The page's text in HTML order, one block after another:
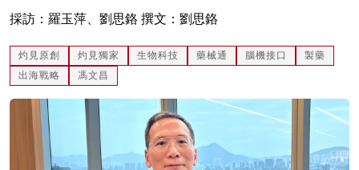
採訪：羅玉萍、劉思鉻 撰文：劉思鉻
灼見原創 灼見獨家 生物科技 藥械通 腦機接口
製藥
出海戰略
馮文昌